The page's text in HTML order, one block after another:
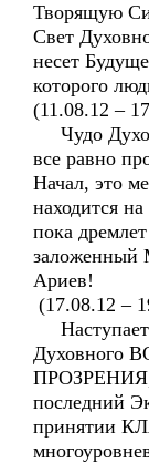
Творящую
Свет
несет
которого
(11.08.12 –
Чудо
все равно
Начал, это
находится
пока
заложенный
Ариев!
(17.08.12 –
Наступает
Духовного
ПРОЗРЕНИЯ,
последний
принятии